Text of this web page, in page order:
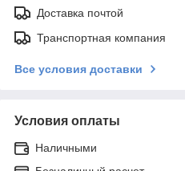
Доставка почтой
Транспортная компания
Все условия доставки
Условия оплаты
Наличными